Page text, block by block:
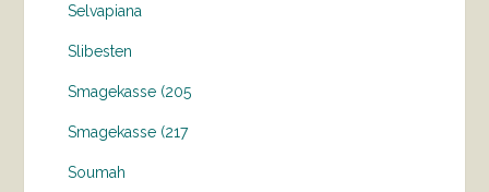
Selvapiana
Slibesten
Smagekasse (205
Smagekasse (217
Soumah